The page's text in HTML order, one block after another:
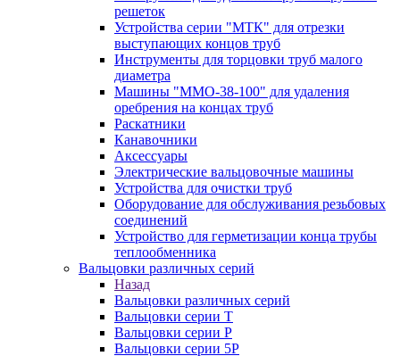
решеток
Устройства серии "МТК" для отрезки
выступающих концов труб
Инструменты для торцовки труб малого
диаметра
Машины "ММО-38-100" для удаления
оребрения на концах труб
Раскатники
Канавочники
Аксессуары
Электрические вальцовочные машины
Устройства для очистки труб
Оборудование для обслуживания резьбовых
соединений
Устройство для герметизации конца трубы
теплообменника
Вальцовки различных серий
Назад
Вальцовки различных серий
Вальцовки серии Т
Вальцовки серии Р
Вальцовки серии 5Р